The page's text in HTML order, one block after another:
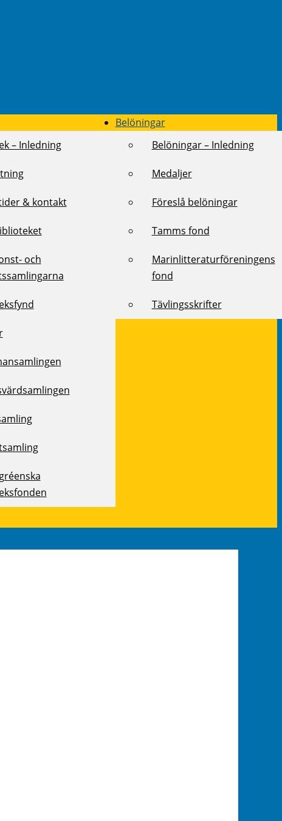
– Inledning
& kontakt
och
Belöningar
Belöningar – Inledning
Medaljer
Föreslå belöningar
Tamms fond
Marinlitteraturföreningens
fond
Tävlingsskrifter